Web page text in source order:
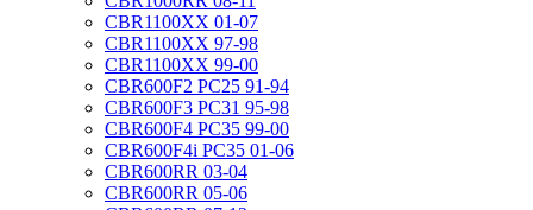
CBR1100XX 01-07
CBR1100XX 97-98
CBR1100XX 99-00
CBR600F2 PC25 91-94
CBR600F3 PC31 95-98
CBR600F4 PC35 99-00
CBR600F4i PC35 01-06
CBR600RR 03-04
CBR600RR 05-06